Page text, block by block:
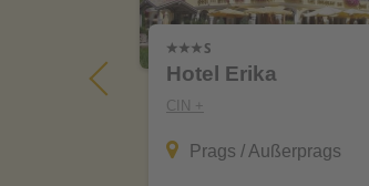
Hotel Erika
CIN +
Prags / Außerprags